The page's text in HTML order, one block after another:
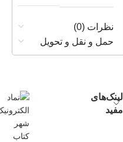
نظرات (0)
حمل و نقل و تحویل
لینک‌های
مفید